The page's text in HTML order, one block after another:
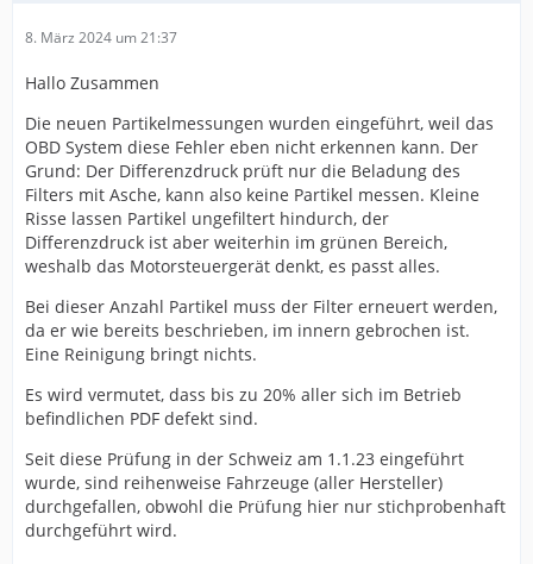
8. März 2024 um 21:37
Hallo Zusammen
Die neuen Partikelmessungen wurden eingeführt, weil das
OBD System diese Fehler eben nicht erkennen kann. Der
Grund: Der Differenzdruck prüft nur die Beladung des
Filters mit Asche, kann also keine Partikel messen. Kleine
Risse lassen Partikel ungefiltert hindurch, der
Differenzdruck ist aber weiterhin im grünen Bereich,
weshalb das Motorsteuergerät denkt, es passt alles.
Bei dieser Anzahl Partikel muss der Filter erneuert werden,
da er wie bereits beschrieben, im innern gebrochen ist.
Eine Reinigung bringt nichts.
Es wird vermutet, dass bis zu 20% aller sich im Betrieb
befindlichen PDF defekt sind.
Seit diese Prüfung in der Schweiz am 1.1.23 eingeführt
wurde, sind reihenweise Fahrzeuge (aller Hersteller)
durchgefallen, obwohl die Prüfung hier nur stichprobenhaft
durchgeführt wird.